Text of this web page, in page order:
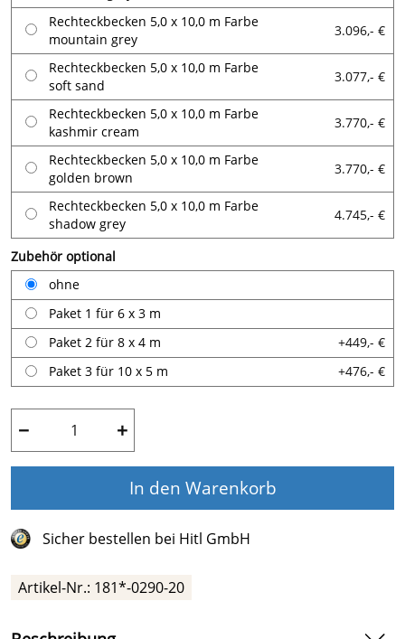
Rechteckbecken 5,0 x 10,0 m Farbe
mountain grey
3.096,- €
Rechteckbecken 5,0 x 10,0 m Farbe
soft sand
3.077,- €
Rechteckbecken 5,0 x 10,0 m Farbe
kashmir cream
3.770,- €
Rechteckbecken 5,0 x 10,0 m Farbe
golden brown
3.770,- €
Rechteckbecken 5,0 x 10,0 m Farbe
shadow grey
4.745,- €
Zubehör optional
ohne
Paket 1 für 6 x 3 m
Paket 2 für 8 x 4 m
+449,- €
Paket 3 für 10 x 5 m
+476,- €
− +
In den Warenkorb
Sicher bestellen bei Hitl GmbH
Artikel-Nr.: 181*-0290-20